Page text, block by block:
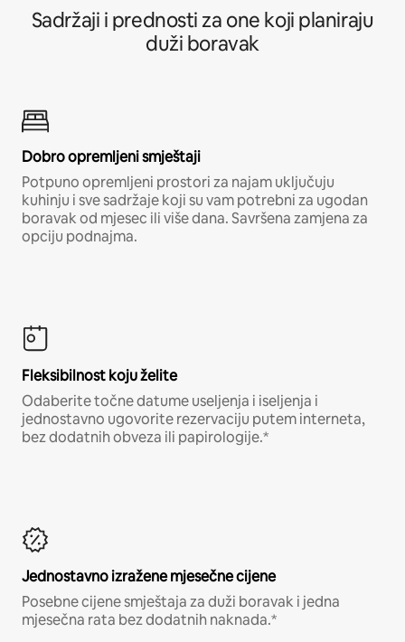
Sadržaji i prednosti za one koji planiraju
duži boravak
Dobro opremljeni smještaji
Potpuno opremljeni prostori za najam uključuju
kuhinju i sve sadržaje koji su vam potrebni za ugodan
boravak od mjesec ili više dana. Savršena zamjena za
opciju podnajma.
Fleksibilnost koju želite
Odaberite točne datume useljenja i iseljenja i
jednostavno ugovorite rezervaciju putem interneta,
bez dodatnih obveza ili papirologije.*
Jednostavno izražene mjesečne cijene
Posebne cijene smještaja za duži boravak i jedna
mjesečna rata bez dodatnih naknada.*